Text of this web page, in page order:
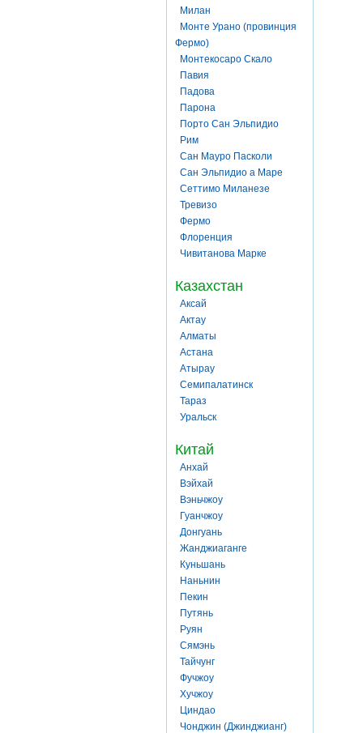
Милан
Монте Урано (провинция
Фермо)
Монтекосаро Скало
Павия
Падова
Парона
Порто Сан Эльпидио
Рим
Сан Мауро Пасколи
Сан Эльпидио а Маре
Сеттимо Миланезе
Тревизо
Фермо
Флоренция
Чивитанова Марке
Казахстан
Аксай
Актау
Алматы
Астана
Атырау
Семипалатинск
Тараз
Уральск
Китай
Анхай
Вэйхай
Вэньчжоу
Гуанчжоу
Донгуань
Жанджиаганге
Куньшань
Наньнин
Пекин
Путянь
Руян
Сямэнь
Тайчунг
Фучжоу
Хучжоу
Циндао
Чонджин (Джинджианг)